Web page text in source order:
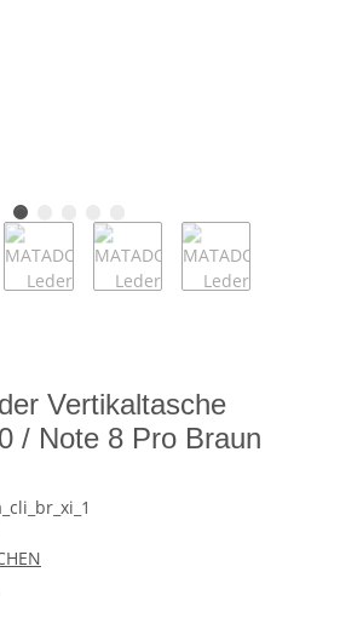
Vertikaltasche
/ Note 8 Pro Braun